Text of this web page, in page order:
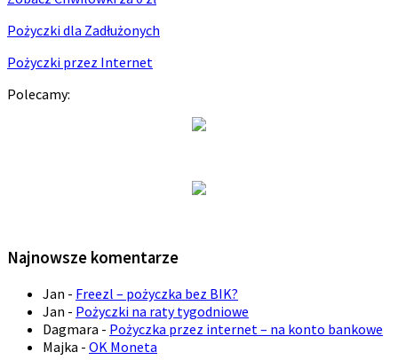
Pożyczki dla Zadłużonych
Pożyczki przez Internet
Polecamy:
Najnowsze komentarze
Jan - Freezl – pożyczka bez BIK?
Jan - Pożyczki na raty tygodniowe
Dagmara - Pożyczka przez internet – na konto bankowe
Majka - OK Moneta